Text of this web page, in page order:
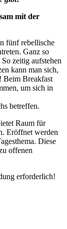
mit der
fünf rebellische
Ganz so
zeitig aufstehen
kann man sich,
Beim Breakfast
um sich in
betreffen.
Raum für
Eröffnet werden
Diese
offenen
erforderlich!